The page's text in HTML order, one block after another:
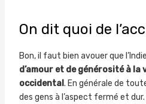
On dit quoi de
Bon, il faut bien avouer que
d’amour et de générosité à la
occidental . En générale de
des gens à l’aspect fermé et